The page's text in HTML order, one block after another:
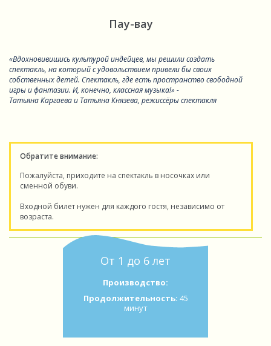
Пау-вау
«Вдохновивишись культурой индейцев, мы решили создать
спектакль, на который с удовольствием привели бы своих
собственных детей. Спектакль, где есть пространство свободной
игры и фантазии. И, конечно, классная музыка!» -
Татьяна Каргаева и Татьяна Князева, режиссёры спектакля
Обратите внимание:
Пожалуйста, приходите на спектакль в носочках или
сменной обуви.
Входной билет нужен для каждого гостя, независимо от
возраста.
От 1 до 6 лет
Производство:
Продолжительность: 45
минут